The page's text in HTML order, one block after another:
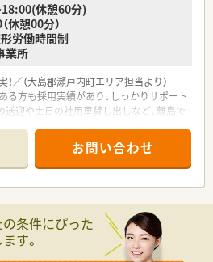
休憩60分)
憩00分）
労働時間制
業所
／（大島郡瀬戸内町エリア担当より）
る方も採用実績があり、しっかりサポート
送迎や土日の社用車貸し出しなど、離島で
ついて】
箋を1日約40枚応需し、地域に密着した
調剤薬局です。
中央駅からは車で60分ほどの距離に位
能な環境です。
お問い合わせ
条件にぴった
す。